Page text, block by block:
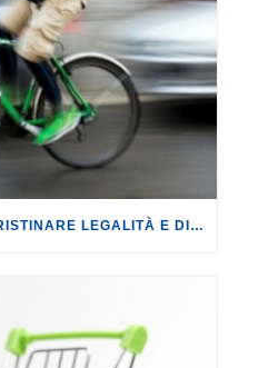
FOOD DELIVERY: RIPRISTINARE LEGALITÀ E DIGNITÀ NEL SETTORE.